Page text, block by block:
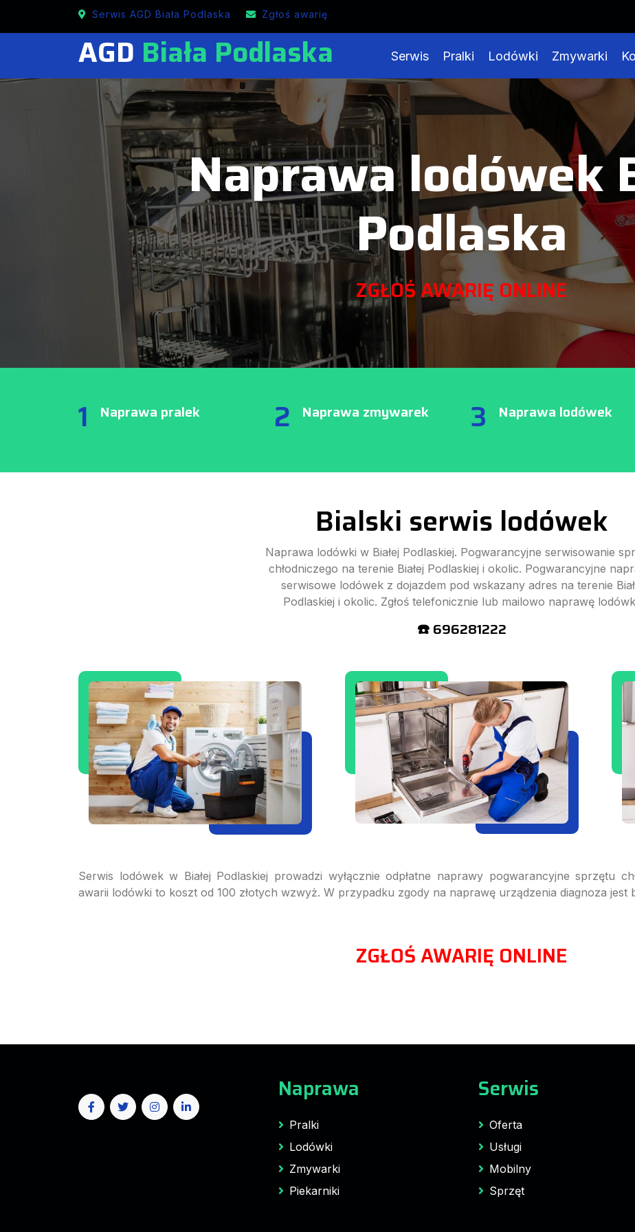
Serwis AGD Biała Podlaska Zgłoś awarię
Mobilne naprawy lodówek w Białej Podlaskiej
AGD Biała Podlaska Serwis Pralki Lodówki Zmywarki
Naprawa lodówek
Podlaska
ZGŁOŚ AWARIĘ ONLINE
1 Naprawa pralek 2 Naprawa zmywarek 3 Naprawa lodówek
Bialski serwis lodówek
Naprawa lodówki w Białej Podlaskiej. Pogwarancyjne serwisowanie
chłodniczego na terenie Białej Podlaskiej i okolic. Pogwarancyjne
serwisowe lodówek z dojazdem pod wskazany adres na terenie
Podlaskiej i okolic. Zgłoś telefonicznie lub mailowo naprawę
☎️ 696281222
Serwis lodówek w Białej Podlaskiej prowadzi wyłącznie odpłatne naprawy pogwarancyjne sprzętu
awarii lodówki to koszt od 100 złotych wzwyż. W przypadku zgody na naprawę urządzenia diagnoza jest
ZGŁOŚ AWARIĘ ONLINE
Naprawa
Pralki
Lodówki
Zmywarki
Piekarniki
Serwis
Oferta
Usługi
Mobilny
Sprzęt